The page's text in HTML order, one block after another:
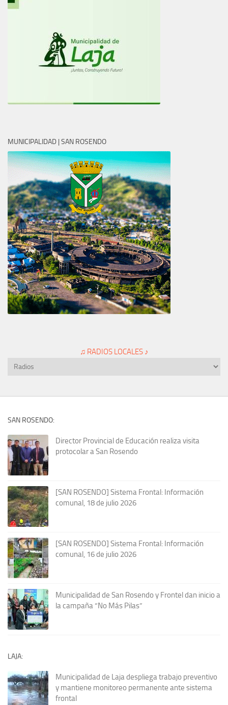
MUNICIPALIDAD | SAN ROSENDO
♫ RADIOS LOCALES ♪
SAN ROSENDO:
Director Provincial de Educación realiza visita
protocolar a San Rosendo
[SAN ROSENDO] Sistema Frontal: Información
comunal, 18 de julio 2026
[SAN ROSENDO] Sistema Frontal: Información
comunal, 16 de julio 2026
Municipalidad de San Rosendo y Frontel dan inicio a
la campaña “No Más Pilas”
LAJA:
Municipalidad de Laja despliega trabajo preventivo
y mantiene monitoreo permanente ante sistema
frontal